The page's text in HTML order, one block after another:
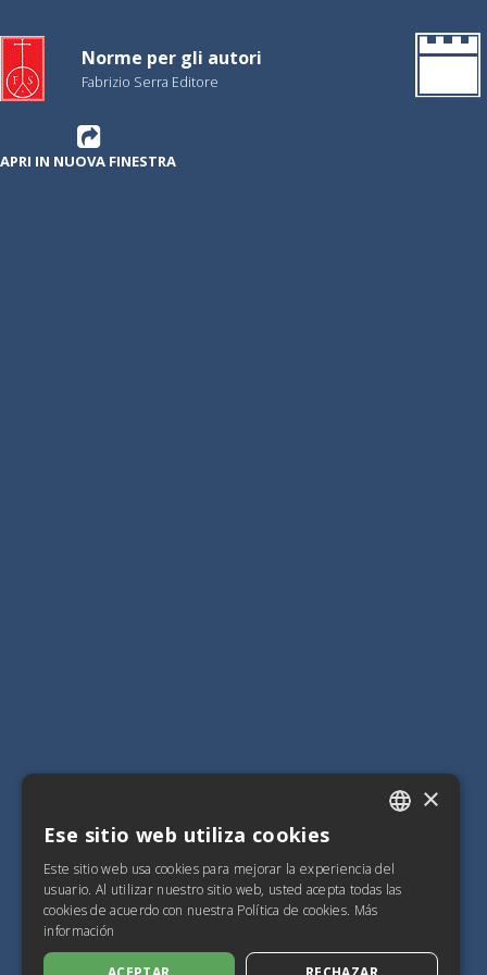
Norme per gli autori
Fabrizio Serra Editore
APRI IN NUOVA FINESTRA
ENGLISH
×
Ese sitio web utiliza cookies
Este sitio web usa cookies para mejorar la experiencia del
usuario. Al utilizar nuestro sitio web, usted acepta todas las
cookies de acuerdo con nuestra Política de cookies. Más
información